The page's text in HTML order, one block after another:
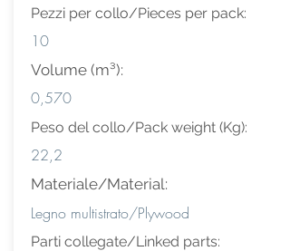
Pezzi per collo/Pieces per pack:
10
Volume (m³):
0,570
Peso del collo/Pack weight (Kg):
22,2
Materiale/Material:
Legno multistrato/Plywood
Parti collegate/Linked parts: